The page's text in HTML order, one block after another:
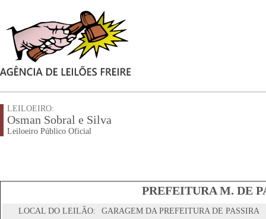
LEILOEIRO:
Osman Sobral e Silva
Leiloeiro Público Oficial
PREFEITURA M. DE
LOCAL DO LEILÃO:
GARAGEM DA PREFEITURA DE PASSIRA